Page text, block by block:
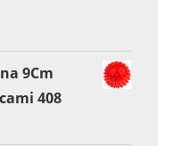
9Cm
408